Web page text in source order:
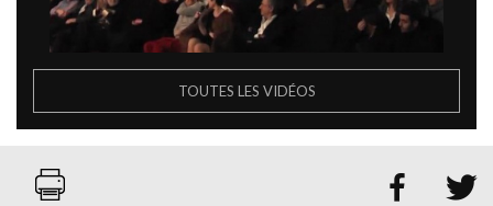
TOUTES LES VIDÉOS
 